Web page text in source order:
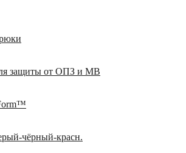
защиты от ОПЗ и МВ
чёрный-красн.